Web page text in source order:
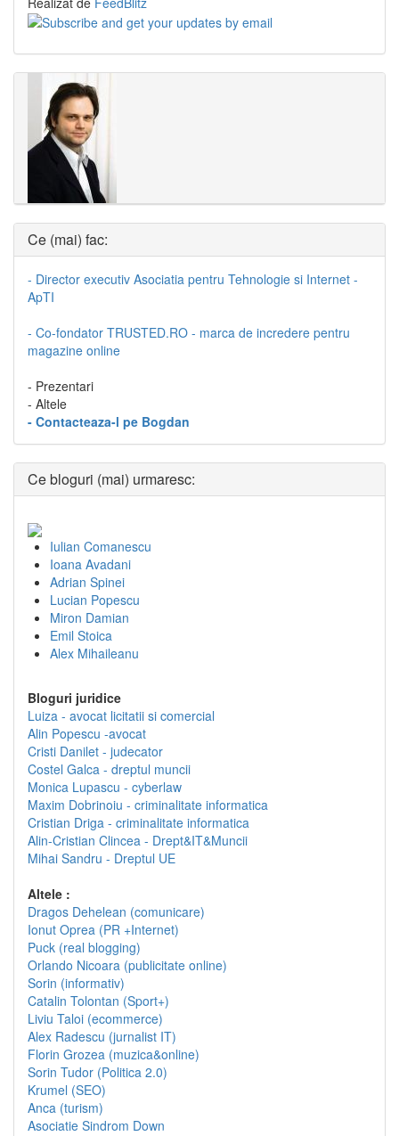
Ce (mai) fac:
- Director executiv Asociatia pentru Tehnologie si Internet -
ApTI
- Co-fondator TRUSTED.RO - marca de incredere pentru
magazine online
- Prezentari
- Altele
- Contacteaza-l pe Bogdan
Ce bloguri (mai) urmaresc:
Iulian Comanescu
Ioana Avadani
Adrian Spinei
Lucian Popescu
Miron Damian
Emil Stoica
Alex Mihaileanu
Bloguri juridice
Luiza - avocat licitatii si comercial
Alin Popescu -avocat
Cristi Danilet - judecator
Costel Galca - dreptul muncii
Monica Lupascu - cyberlaw
Maxim Dobrinoiu - criminalitate informatica
Cristian Driga - criminalitate informatica
Alin-Cristian Clincea - Drept&IT&Muncii
Mihai Sandru - Dreptul UE
Altele :
Dragos Dehelean (comunicare)
Ionut Oprea (PR +Internet)
Puck (real blogging)
Orlando Nicoara (publicitate online)
Sorin (informativ)
Catalin Tolontan (Sport+)
Liviu Taloi (ecommerce)
Alex Radescu (jurnalist IT)
Florin Grozea (muzica&online)
Sorin Tudor (Politica 2.0)
Krumel (SEO)
Anca (turism)
Asociatie Sindrom Down